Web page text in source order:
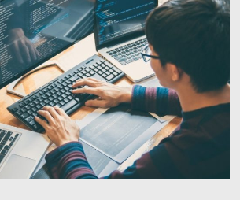
Phân biệt RPA, workflow và AI agent
nghiệp để cắt giảm chi phí vận hành
sóc khách hàng giúp web phản hồi
nghiệp khác chatbot truyền thống ra sao